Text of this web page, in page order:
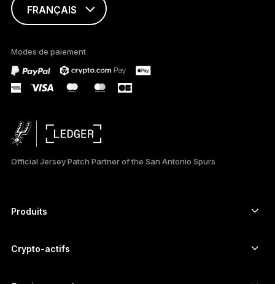
FRANÇAIS
TÜRKÇE
DEUTSCH
PORTUGUÊS
ESPAÑOL
简体中文
Modes de paiement
Official Jersey Patch Partner of the San Antonio Spurs
Produits
Hardware Wallet
Crypto-actifs